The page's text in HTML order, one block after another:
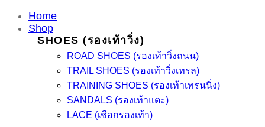
Home
Shop
SHOES (รองเท้าวิ่ง)
ROAD SHOES (รองเท้าวิ่งถนน)
TRAIL SHOES (รองเท้าวิ่งเทรล)
TRAINING SHOES (รองเท้าเทรนนิ่ง)
SANDALS (รองเท้าแตะ)
LACE (เชือกรองเท้า)